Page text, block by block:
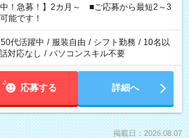
を教えてくださいね。 ※Wワーク希望
事で希望する勤務時間と、もう1つのお仕事
週40時間を超える場合は応募できません。
中！急募！】2カ月～ ■ご応募から最短2～3
能です！
代活躍中 / 服装自由 / シフト勤務 / 10名以
対応なし / パソコンスキル不要
応募する 詳細へ
掲載日：2026.08.07